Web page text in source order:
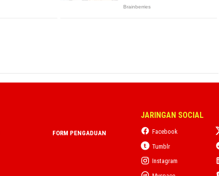
FORM PENGADUAN
JARINGAN SOCIAL
Facebook
Tumblr
Instagram